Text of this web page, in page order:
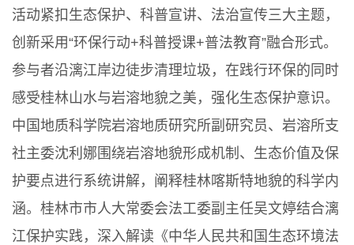
活动紧扣生态保护、科普宣讲、法治宣传三大主题，
创新采用“环保行动+科普授课+普法教育”融合形式。
参与者沿漓江岸边徒步清理垃圾，在践行环保的同时
感受桂林山水与岩溶地貌之美，强化生态保护意识。
中国地质科学院岩溶地质研究所副研究员、岩溶所支
社主委沈利娜围绕岩溶地貌形成机制、生态价值及保
护要点进行系统讲解，阐释桂林喀斯特地貌的科学内
涵。桂林市市人大常委会法工委副主任吴文婷结合漓
江保护实践，深入解读《中华人民共和国生态环境法